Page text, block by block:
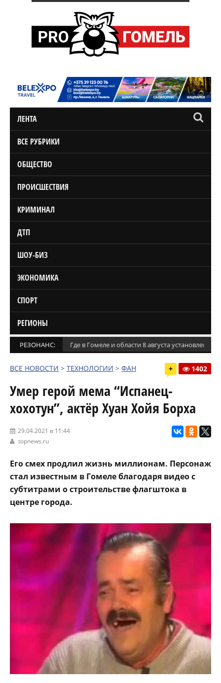
ЛЕНТА
ВСЕ РУБРИКИ
ОБЩЕСТВО
ПРОИСШЕСТВИЯ
КРИМИНАЛ
ДТП
ШОУ-БИЗ
ЭКОНОМИКА
СПОРТ
РЕГИОНЫ
РЕЗОНАНС: Где в Гомеле и области 8 августа установлены
ВСЕ НОВОСТИ > ТЕХНОЛОГИИ > ФАН + 1402
Умер герой мема “Испанец-
хохотун”, актёр Хуан Хойя Борха
29.04.2021 в 11:44
topnews.ru
Его смех продлил жизнь миллионам. Персонаж
стал известным в Гомеле благодаря видео с
субтитрами о строительстве флагштока в
центре города.